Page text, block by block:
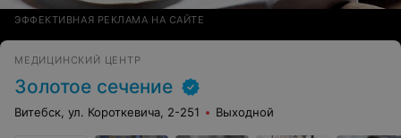
ЭФФЕКТИВНАЯ РЕКЛАМА НА САЙТЕ
МЕДИЦИНСКИЙ ЦЕНТР
Золотое сечение
Витебск, ул. Короткевича, 2-251 Выходной